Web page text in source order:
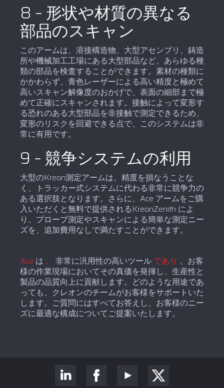
8 – 形状や材質の異なる
部品のスキャン
このアームは、溶接構造物、大型アセンブリ、鋳造
所や機械加工工場にある大型部品など、あらゆる種
類の部品を検査することができます。素材の種類に
かかわらず、青色レーザーによる高い精度と極めて
高いスキャン解像度のおかげで、表面の細部まで極
めて正確にスキャンされます。接触によって変形す
る恐れのある大型部品を非接触で測定できるため、
変形のリスクを回避できる点で、このシステムは非
常に有用です。
9 – 競争システムの利用
大型のKreon測定アームは、精度を損なうことな
く、トラッカー式システムに代わる非常に競争力の
ある選択肢となります。さらに、Ace アームをご購
入いただくと無料で提供されるKreonZenith によ
り、プローブ測定やスキャンによる簡単な測定ニー
ズを、追加費用なしで満たすことができます。
Ace は 、 非常に汎用性の高いツール であり 、お客
様の作業現場においてその真価を発揮し、生産性と
製品の品質向上に貢献します。どのような用途であ
っても、クレオンのチームがお客様をサポートいた
します。ご質問にはすべてお答えし、お客様のニー
ズに最適な構成についてご提案いたします。